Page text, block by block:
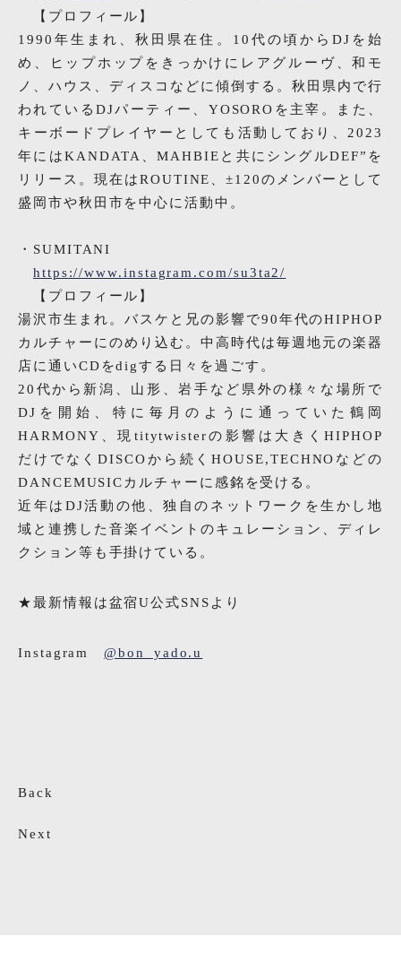
【プロフィール】
1990年生まれ、秋田県在住。10代の頃からDJを始
め、ヒップホップをきっかけにレアグルーヴ、和モ
ノ、ハウス、ディスコなどに傾倒する。秋田県内で行
われているDJパーティー、YOSOROを主宰。また、
キーボードプレイヤーとしても活動しており、2023
年にはKANDATA、MAHBIEと共にシングルDEF”を
リリース。現在はROUTINE、±120のメンバーとして
盛岡市や秋田市を中心に活動中。
・SUMITANI
https://www.instagram.com/su3ta2/
【プロフィール】
湯沢市生まれ。バスケと兄の影響で90年代のHIPHOP
カルチャーにのめり込む。中高時代は毎週地元の楽器
店に通いCDをdigする日々を過ごす。
20代から新潟、山形、岩手など県外の様々な場所で
DJを開始、特に毎月のように通っていた鶴岡
HARMONY、現titytwisterの影響は大きくHIPHOP
だけでなくDISCOから続くHOUSE,TECHNOなどの
DANCEMUSICカルチャーに感銘を受ける。
近年はDJ活動の他、独自のネットワークを生かし地
域と連携した音楽イベントのキュレーション、ディレ
クション等も手掛けている。
★最新情報は盆宿U公式SNSより
Instagram@bon_yado.u
Back
Next